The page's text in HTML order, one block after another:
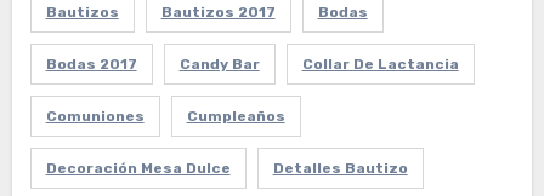
Bautizos Bautizos 2017 Bodas
Bodas 2017 Candy Bar Collar De Lactancia
Comuniones Cumpleaños
Decoración Mesa Dulce Detalles Bautizo